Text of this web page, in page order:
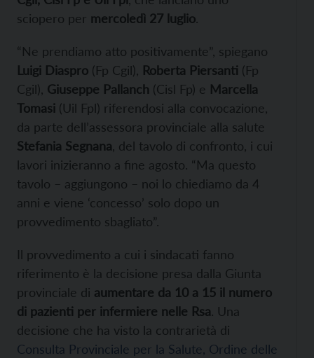
sciopero per mercoledì 27 luglio.
“Ne prendiamo atto positivamente”, spiegano
Luigi Diaspro (Fp Cgil), Roberta Piersanti (Fp
Cgil), Giuseppe Pallanch (Cisl Fp) e Marcella
Tomasi (Uil Fpl) riferendosi alla convocazione,
da parte dell’assessora provinciale alla salute
Stefania Segnana , del tavolo di confronto, i cui
lavori inizieranno a fine agosto. “Ma questo
tavolo – aggiungono – noi lo chiediamo da 4
anni e viene ‘concesso’ solo dopo un
provvedimento sbagliato”.
Il provvedimento a cui i sindacati fanno
riferimento è la decisione presa dalla Giunta
provinciale di aumentare da 10 a 15 il numero
di pazienti per infermiere nelle Rsa. Una
decisione che ha visto la contrarietà di
Consulta Provinciale per la Salute, Ordine delle